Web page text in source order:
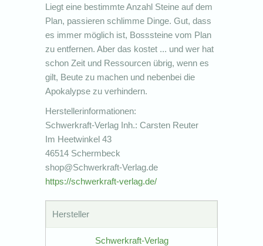
Liegt eine bestimmte Anzahl Steine auf dem
Plan, passieren schlimme Dinge. Gut, dass
es immer möglich ist, Bosssteine vom Plan
zu entfernen. Aber das kostet ... und wer hat
schon Zeit und Ressourcen übrig, wenn es
gilt, Beute zu machen und nebenbei die
Apokalypse zu verhindern.
Herstellerinformationen:
Schwerkraft-Verlag Inh.: Carsten Reuter
Im Heetwinkel 43
46514 Schermbeck
shop@Schwerkraft-Verlag.de
https://schwerkraft-verlag.de/
Hersteller
Schwerkraft-Verlag